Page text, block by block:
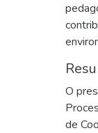
O
de